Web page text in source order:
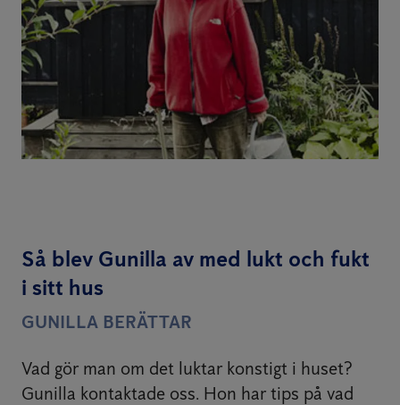
Så blev Gunilla av med lukt och fukt
i sitt hus
GUNILLA BERÄTTAR
Vad gör man om det luktar konstigt i huset?
Gunilla kontaktade oss. Hon har tips på vad